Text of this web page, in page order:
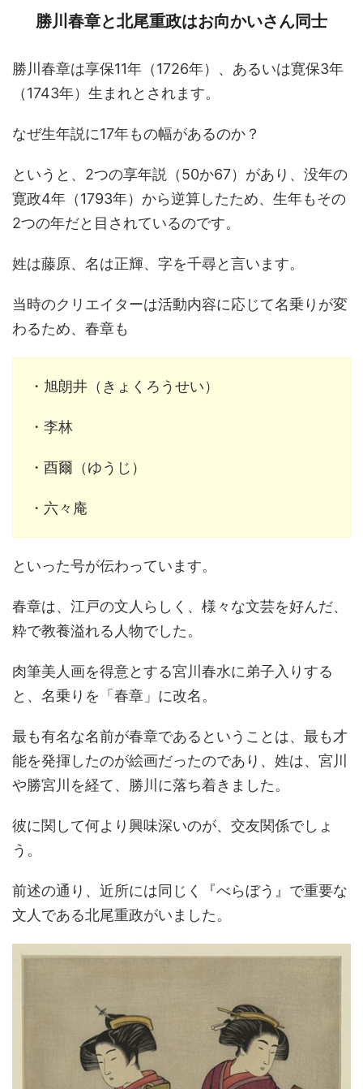
勝川春章と北尾重政はお向かいさん同士
勝川春章は享保11年（1726年）、あるいは寛保3年
（1743年）生まれとされます。
なぜ生年説に17年もの幅があるのか？
というと、2つの享年説（50か67）があり、没年の
寛政4年（1793年）から逆算したため、生年もその
2つの年だと目されているのです。
姓は藤原、名は正輝、字を千尋と言います。
当時のクリエイターは活動内容に応じて名乗りが変
わるため、春章も
・旭朗井（きょくろうせい）
・李林
・酉爾（ゆうじ）
・六々庵
といった号が伝わっています。
春章は、江戸の文人らしく、様々な文芸を好んだ、
粋で教養溢れる人物でした。
肉筆美人画を得意とする宮川春水に弟子入りする
と、名乗りを「春章」に改名。
最も有名な名前が春章であるということは、最も才
能を発揮したのが絵画だったのであり、姓は、宮川
や勝宮川を経て、勝川に落ち着きました。
彼に関して何より興味深いのが、交友関係でしょ
う。
前述の通り、近所には同じく『べらぼう』で重要な
文人である北尾重政がいました。